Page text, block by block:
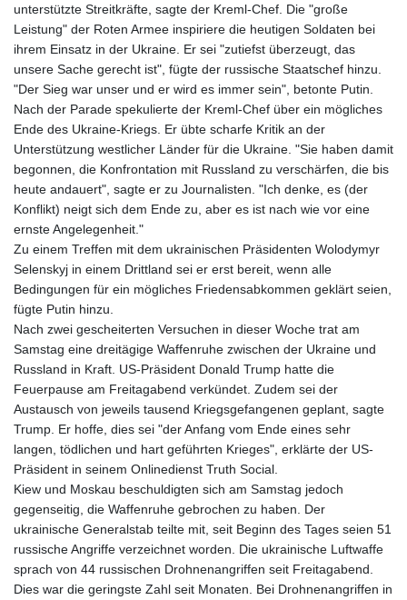
HTG 130.738004
HUF 314.060388
IDR 17801
ILS 2.99985
IMP 0.740916
INR 95.13785
IQD 1310.5
IRR
1375550.000352
ISK 123.340386
JEP 0.740916
JOD 0.70904
JPY 157.80604
KES 128.780385
KHR
4052.503796
KMF 426.00035
KRW
1407.890383
KWD 0.30866
KYD 0.833247
LAK
22582.503779
LBP
89550.000349
LKR 335.380452
LRD 181.550382
unterstützte Streitkräfte, sagte der Kreml-Chef. Die "große
Leistung" der Roten Armee inspiriere die heutigen Soldaten bei
ihrem Einsatz in der Ukraine. Er sei "zutiefst überzeugt, das
unsere Sache gerecht ist", fügte der russische Staatschef hinzu.
"Der Sieg war unser und er wird es immer sein", betonte Putin.
Nach der Parade spekulierte der Kreml-Chef über ein mögliches
Ende des Ukraine-Kriegs. Er übte scharfe Kritik an der
Unterstützung westlicher Länder für die Ukraine. "Sie haben damit
begonnen, die Konfrontation mit Russland zu verschärfen, die bis
heute andauert", sagte er zu Journalisten. "Ich denke, es (der
Konflikt) neigt sich dem Ende zu, aber es ist nach wie vor eine
ernste Angelegenheit."
Zu einem Treffen mit dem ukrainischen Präsidenten Wolodymyr
Selenskyj in einem Drittland sei er erst bereit, wenn alle
Bedingungen für ein mögliches Friedensabkommen geklärt seien,
fügte Putin hinzu.
Nach zwei gescheiterten Versuchen in dieser Woche trat am
Samstag eine dreitägige Waffenruhe zwischen der Ukraine und
Russland in Kraft. US-Präsident Donald Trump hatte die
Feuerpause am Freitagabend verkündet. Zudem sei der
Austausch von jeweils tausend Kriegsgefangenen geplant, sagte
Trump. Er hoffe, dies sei "der Anfang vom Ende eines sehr
langen, tödlichen und hart geführten Krieges", erklärte der US-
Präsident in seinem Onlinedienst Truth Social.
Kiew und Moskau beschuldigten sich am Samstag jedoch
gegenseitig, die Waffenruhe gebrochen zu haben. Der
ukrainische Generalstab teilte mit, seit Beginn des Tages seien 51
russische Angriffe verzeichnet worden. Die ukrainische Luftwaffe
sprach von 44 russischen Drohnenangriffen seit Freitagabend.
Dies war die geringste Zahl seit Monaten. Bei Drohnenangriffen in